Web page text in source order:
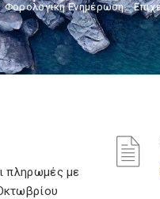
Φορολογικη Ενημέρωση,
πληρωμές με